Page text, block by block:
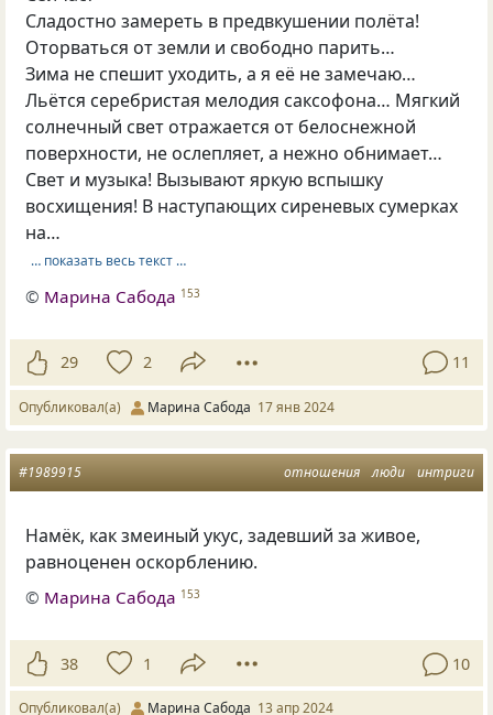
Сладостно замереть в предвкушении полёта!
Оторваться от земли и свободно парить…
Зима не спешит уходить, а я её не замечаю…
Льётся серебристая мелодия саксофона… Мягкий
солнечный свет отражается от белоснежной
поверхности, не ослепляет, а нежно обнимает…
Свет и музыка! Вызывают яркую вспышку
восхищения! В наступающих сиреневых сумерках
на…
… показать весь текст …
© Марина Сабода 153
29 2 11
Опубликовал(а) Марина Сабода 17 янв 2024
отношения люди интриги
#1989915
Намёк, как змеиный укус, задевший за живое,
равноценен оскорблению.
© Марина Сабода 153
38 1 10
Опубликовал(а) Марина Сабода 13 апр 2024